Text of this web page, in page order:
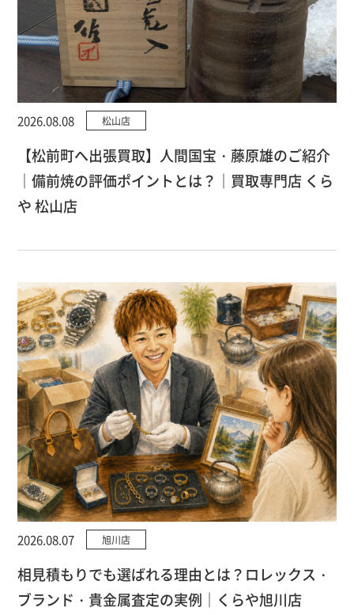
2026.08.08 松山店
【松前町へ出張買取】人間国宝・藤原雄のご紹介
｜備前焼の評価ポイントとは？｜買取専門店 くら
や 松山店
2026.08.07 旭川店
相見積もりでも選ばれる理由とは？ロレックス・
ブランド・貴金属査定の実例｜くらや旭川店